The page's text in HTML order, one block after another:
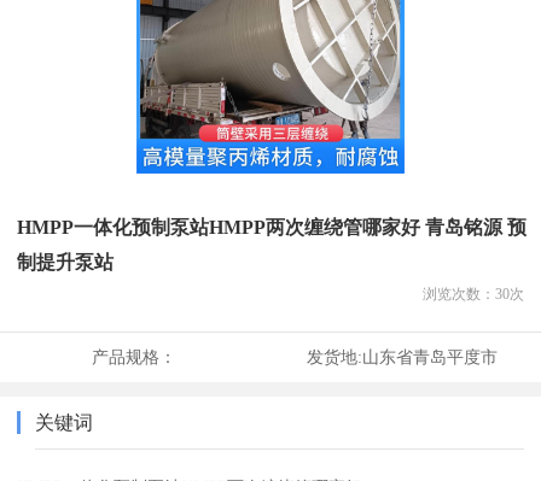
HMPP一体化预制泵站HMPP两次缠绕管哪家好 青岛铭源 预
制提升泵站
浏览次数： 30次
产品规格： 发货地:山东省青岛平度市
关键词